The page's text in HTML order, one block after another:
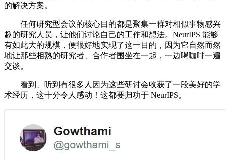
的解决方案。
任何研究型会议的核心目的都是聚集一群对相似事物感兴
趣的研究人员，让他们讨论自己的工作和想法。NeurIPS 能够
有如此大的规模，便很好地实现了这一目的，因为它自然而然
地让那些相熟的研究者、合作者围坐在一起，一边喝咖啡一遍
交谈。
看到、听到有很多人因为这些研讨会收获了一段美好的学
术经历，这十分令人感动！这都要归功于 NeurIPS。